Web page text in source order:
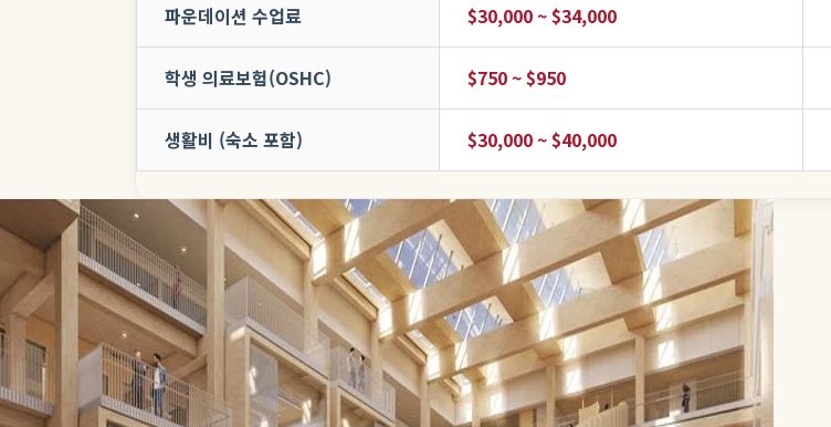
파운데이션 수업료 $30,000 ~ $34,000
학생 의료보험(OSHC) $750 ~ $950
생활비 (숙소 포함) $30,000 ~ $40,000